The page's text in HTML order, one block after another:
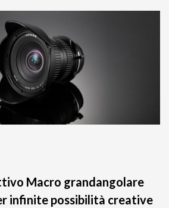
Macro grandangolare
infinite possibilità creative